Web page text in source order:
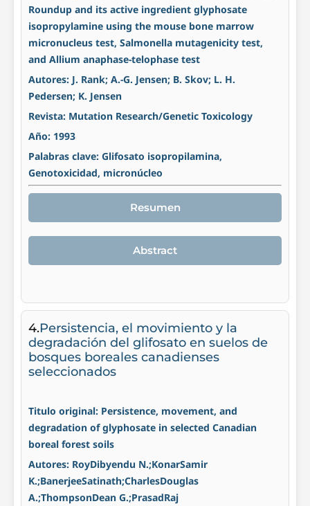
Roundup and its active ingredient glyphosate
isopropylamine using the mouse bone marrow
micronucleus test, Salmonella mutagenicity test,
and Allium anaphase-telophase test
Autores: J. Rank; A.-G. Jensen; B. Skov; L. H.
Pedersen; K. Jensen
Revista: Mutation Research/Genetic Toxicology
Año: 1993
Palabras clave: Glifosato isopropilamina,
Genotoxicidad, micronúcleo
Resumen
Abstract
4.Persistencia, el movimiento y la
degradación del glifosato en suelos de
bosques boreales canadienses
seleccionados
Titulo original: Persistence, movement, and
degradation of glyphosate in selected Canadian
boreal forest soils
Autores: RoyDibyendu N.;KonarSamir
K.;BanerjeeSatinath;CharlesDouglas
A.;ThompsonDean G.;PrasadRaj